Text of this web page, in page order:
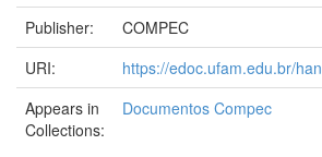
Publisher:
COMPEC
URI:
https://edoc.ufam.edu.br/
Appears in
Collections:
Documentos Compec